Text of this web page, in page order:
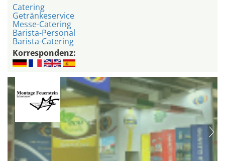
Catering
Getränkeservice
Messe-Catering
Barista-Personal
Barista-Catering
Korrespondenz: